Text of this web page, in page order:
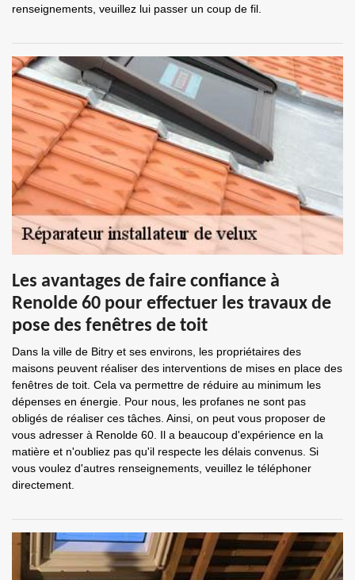
renseignements, veuillez lui passer un coup de fil.
Les avantages de faire confiance à
Renolde 60 pour effectuer les travaux de
pose des fenêtres de toit
Dans la ville de Bitry et ses environs, les propriétaires des
maisons peuvent réaliser des interventions de mises en place des
fenêtres de toit. Cela va permettre de réduire au minimum les
dépenses en énergie. Pour nous, les profanes ne sont pas
obligés de réaliser ces tâches. Ainsi, on peut vous proposer de
vous adresser à Renolde 60. Il a beaucoup d'expérience en la
matière et n'oubliez pas qu'il respecte les délais convenus. Si
vous voulez d'autres renseignements, veuillez le téléphoner
directement.